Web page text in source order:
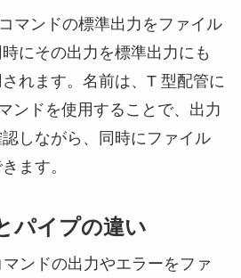
マンドの標準出力をファイル
にその出力を標準出力にも
れます。名前は、T 型配管に
ンドを使用することで、出力
しながら、同時にファイル
ます。
パイプの違い
マンドの出力やエラーをファ